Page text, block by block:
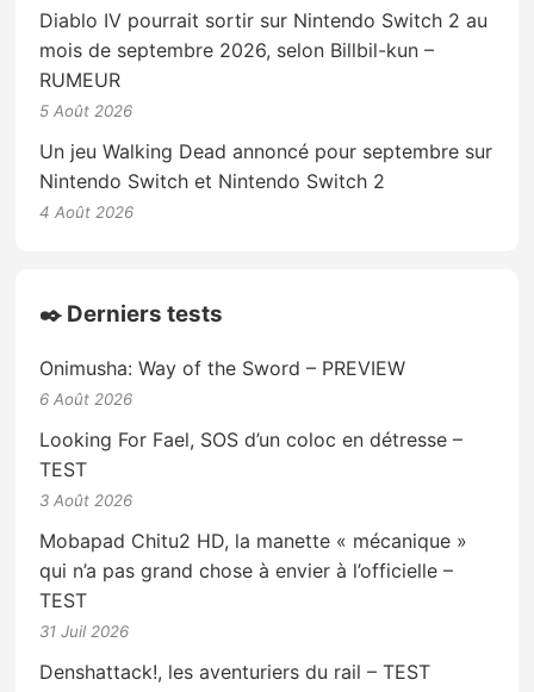
Diablo IV pourrait sortir sur Nintendo Switch 2 au
mois de septembre 2026, selon Billbil-kun –
RUMEUR
5 Août 2026
Un jeu Walking Dead annoncé pour septembre sur
Nintendo Switch et Nintendo Switch 2
4 Août 2026
✒️ Derniers tests
Onimusha: Way of the Sword – PREVIEW
6 Août 2026
Looking For Fael, SOS d’un coloc en détresse –
TEST
3 Août 2026
Mobapad Chitu2 HD, la manette « mécanique »
qui n’a pas grand chose à envier à l’officielle –
TEST
31 Juil 2026
Denshattack!, les aventuriers du rail – TEST